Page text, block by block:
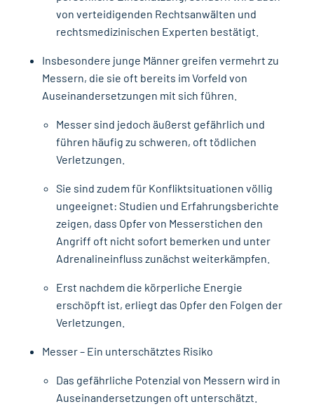
von verteidigenden Rechtsanwälten und
rechtsmedizinischen Experten bestätigt.
Insbesondere junge Männer greifen vermehrt zu
Messern, die sie oft bereits im Vorfeld von
Auseinandersetzungen mit sich führen.
Messer sind jedoch äußerst gefährlich und
führen häufig zu schweren, oft tödlichen
Verletzungen.
Sie sind zudem für Konfliktsituationen völlig
ungeeignet: Studien und Erfahrungsberichte
zeigen, dass Opfer von Messerstichen den
Angriff oft nicht sofort bemerken und unter
Adrenalineinfluss zunächst weiterkämpfen.
Erst nachdem die körperliche Energie
erschöpft ist, erliegt das Opfer den Folgen der
Verletzungen.
Messer – Ein unterschätztes Risiko
Das gefährliche Potenzial von Messern wird in
Auseinandersetzungen oft unterschätzt.